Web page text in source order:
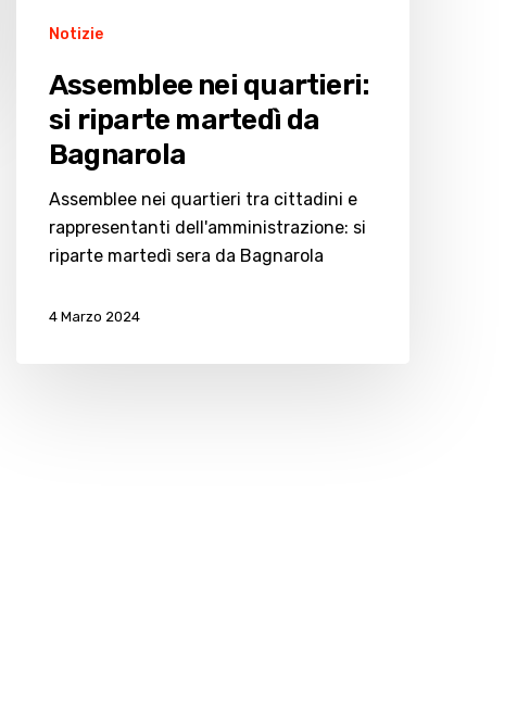
Notizie
Assemblee nei quartieri:
si riparte martedì da
Bagnarola
Assemblee nei quartieri tra cittadini e
rappresentanti dell'amministrazione: si
riparte martedì sera da Bagnarola
4 Marzo 2024